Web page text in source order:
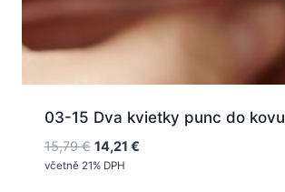
03-15 Dva kvietky punc do kovu
15,79€ Pôvodná
cena
14,21 €Aktuálna
včetně 21% DPH